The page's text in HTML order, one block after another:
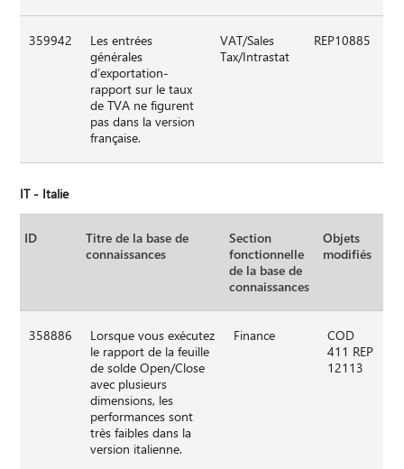
359942
Les entrées
générales
d’exportation-
rapport sur le taux
de TVA ne figurent
pas dans la version
française.
VAT/Sales
Tax/Intrastat
REP10885
IT - Italie
ID
Titre de la base de
connaissances
Section
fonctionnelle
de la base de
connaissances
Objets
modifiés
358886
Lorsque vous exécutez
le rapport de la feuille
de solde Open/Close
avec plusieurs
dimensions, les
performances sont
très faibles dans la
version italienne.
Finance
COD
411 REP
12113